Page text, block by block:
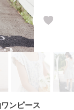
ンピース